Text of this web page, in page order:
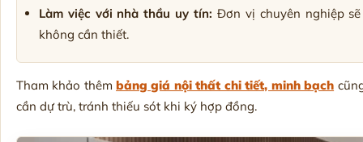
Làm việc với nhà thầu uy tín: Đơn vị chuyên nghiệp
không cần thiết.
Tham khảo thêm bảng giá nội thất chi tiết, minh bạch
cần dự trù, tránh thiếu sót khi ký hợp đồng.